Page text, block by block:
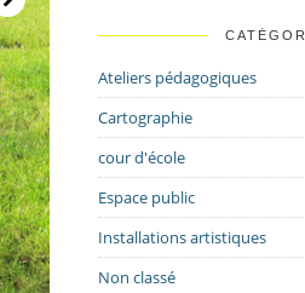
Ateliers pédagogiques
Cartographie
cour d'école
Espace public
Installations artistiques
Non classé